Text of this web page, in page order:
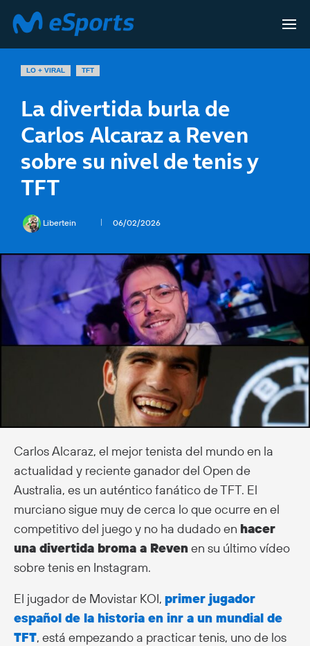
LO + VIRAL TFT
La divertida burla de
Carlos Alcaraz a Reven
sobre su nivel de tenis y
TFT
Libertein 06/02/2026
Carlos Alcaraz, el mejor tenista del mundo en la
actualidad y reciente ganador del Open de
Australia, es un auténtico fanático de TFT. El
murciano sigue muy de cerca lo que ocurre en el
competitivo del juego y no ha dudado en hacer
una divertida broma a Revenen su último vídeo
sobre tenis en Instagram.
El jugador de Movistar KOI, primer jugador
español de la historia en inr a un mundial de
TFT, está empezando a practicar tenis, uno de los